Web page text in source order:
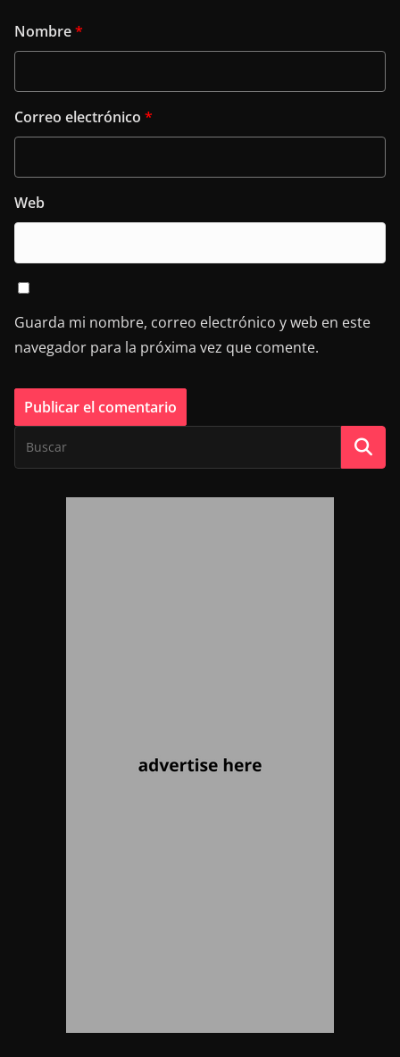
Nombre*
Correo electrónico *
Web
Guarda mi nombre, correo electrónico y web en este
navegador para la próxima vez que comente.